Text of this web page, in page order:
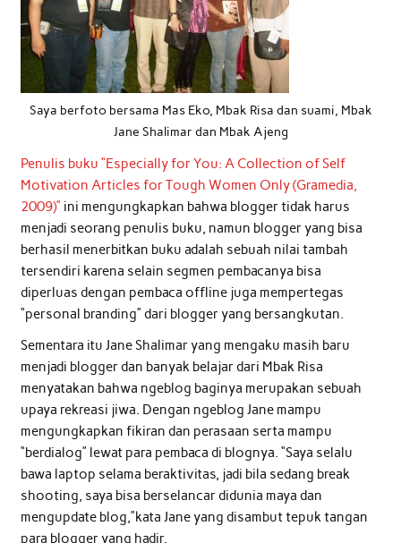
Saya berfoto bersama Mas Eko, Mbak Risa dan suami, Mbak
Jane Shalimar dan Mbak Ajeng
Penulis buku “Especially for You: A Collection of Self
Motivation Articles for Tough Women Only (Gramedia,
2009)” ini mengungkapkan bahwa blogger tidak harus
menjadi seorang penulis buku, namun blogger yang bisa
berhasil menerbitkan buku adalah sebuah nilai tambah
tersendiri karena selain segmen pembacanya bisa
diperluas dengan pembaca offline juga mempertegas
“personal branding” dari blogger yang bersangkutan.
Sementara itu Jane Shalimar yang mengaku masih baru
menjadi blogger dan banyak belajar dari Mbak Risa
menyatakan bahwa ngeblog baginya merupakan sebuah
upaya rekreasi jiwa. Dengan ngeblog Jane mampu
mengungkapkan fikiran dan perasaan serta mampu
“berdialog” lewat para pembaca di blognya. “Saya selalu
bawa laptop selama beraktivitas, jadi bila sedang break
shooting, saya bisa berselancar didunia maya dan
mengupdate blog,”kata Jane yang disambut tepuk tangan
para blogger yang hadir.